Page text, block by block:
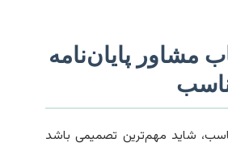
مشاور پایان‌نامه
شاید مهم‌ترین تصمیمی باشد